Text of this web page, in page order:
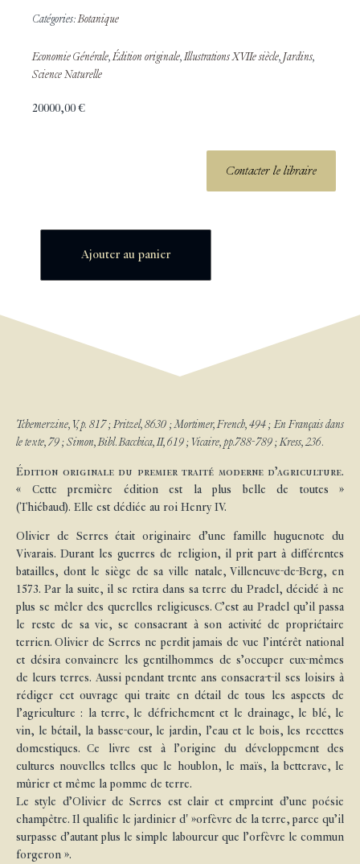
Catégories: Botanique
Economie Générale, Édition originale, Illustrations XVIIe siècle, Jardins,
Science Naturelle
20000,00€
Contacter le libraire
Ajouter au panier
Tchemerzine, V, p. 817 ; Pritzel, 8630 ; Mortimer, French, 494 ; En Français dans
le texte, 79 ; Simon, Bibl. Bacchica, II, 619 ; Vicaire, pp.788-789 ; Kress, 236.
Édition originale du premier traité moderne d’agriculture.
« Cette première édition est la plus belle de toutes »
(Thiébaud). Elle est dédiée au roi Henry IV.
Olivier de Serres était originaire d’une famille huguenote du
Vivarais. Durant les guerres de religion, il prit part à différentes
batailles, dont le siège de sa ville natale, Villeneuve-de-Berg, en
1573. Par la suite, il se retira dans sa terre du Pradel, décidé à ne
plus se mêler des querelles religieuses. C’est au Pradel qu’il passa
le reste de sa vie, se consacrant à son activité de propriétaire
terrien. Olivier de Serres ne perdit jamais de vue l’intérêt national
et désira convaincre les gentilhommes de s’occuper eux-mêmes
de leurs terres. Aussi pendant trente ans consacra-t-il ses loisirs à
rédiger cet ouvrage qui traite en détail de tous les aspects de
l’agriculture : la terre, le défrichement et le drainage, le blé, le
vin, le bétail, la basse-cour, le jardin, l’eau et le bois, les recettes
domestiques. Ce livre est à l’origine du développement des
cultures nouvelles telles que le houblon, le maïs, la betterave, le
mûrier et même la pomme de terre.
Le style d’Olivier de Serres est clair et empreint d’une poésie
champêtre. Il qualifie le jardinier d' »orfèvre de la terre, parce qu’il
surpasse d’autant plus le simple laboureur que l’orfèvre le commun
forgeron ».